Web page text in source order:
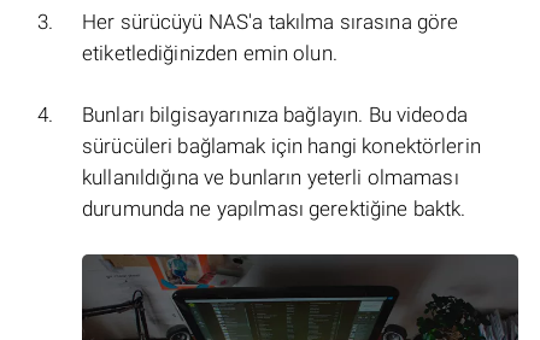
Her sürücüyü NAS'a takılma sırasına göre
etiketlediğinizden emin olun.
Bunları bilgisayarınıza bağlayın. Bu videoda
sürücüleri bağlamak için hangi konektörlerin
kullanıldığına ve bunların yeterli olmaması
durumunda ne yapılması gerektiğine baktk.